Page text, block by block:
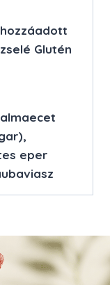
Glutén
eper